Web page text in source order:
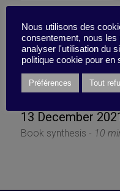
How to
business
crashes
13 December
Book synthesis - 10
Nous utilisons des
consentement, nous
analyser l'utilisation du
politique cookie pour en
Préférences Tout